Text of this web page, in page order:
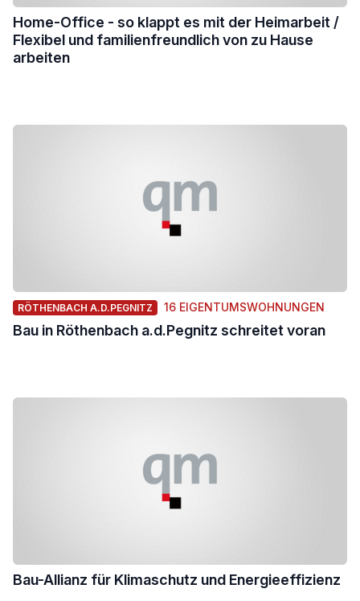
Home-Office - so klappt es mit der Heimarbeit /
Flexibel und familienfreundlich von zu Hause
arbeiten
RÖTHENBACH A.D.PEGNITZ 16 EIGENTUMSWOHNUNGEN
Bau in Röthenbach a.d.Pegnitz schreitet voran
Bau-Allianz für Klimaschutz und Energieeffizienz